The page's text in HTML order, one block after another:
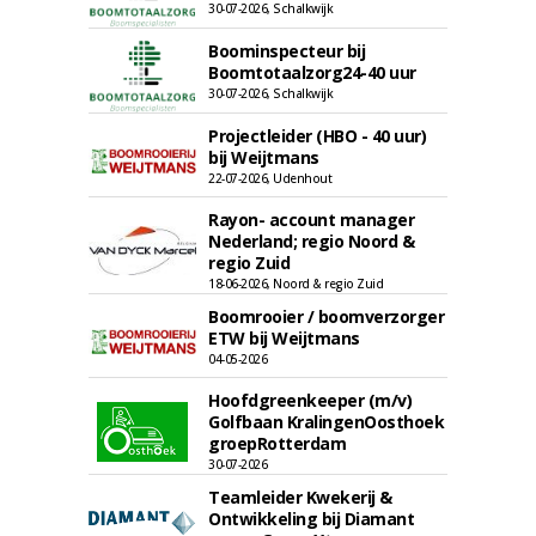
30-07-2026, Schalkwijk
Boominspecteur bij
Boomtotaalzorg24-40 uur
30-07-2026, Schalkwijk
Projectleider (HBO - 40 uur)
bij Weijtmans
22-07-2026, Udenhout
Rayon- account manager
Nederland; regio Noord &
regio Zuid
18-06-2026, Noord & regio Zuid
Boomrooier / boomverzorger
ETW bij Weijtmans
04-05-2026
Hoofdgreenkeeper (m/v)
Golfbaan KralingenOosthoek
groepRotterdam
30-07-2026
Teamleider Kwekerij &
Ontwikkeling bij Diamant